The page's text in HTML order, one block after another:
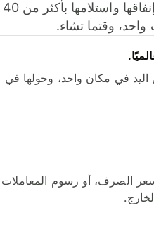
وفّر المال عند إرسال الأموال وإنفاقها واستلامها بأكثر من 40
وقتما تشاء.
في مكان واحد، وحولها في
الصرف، أو رسوم المعاملات